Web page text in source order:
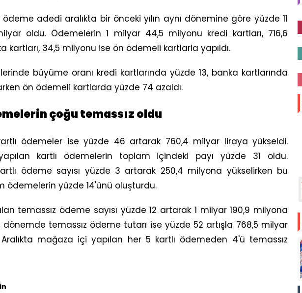
ödeme adedi aralıkta bir önceki yılın aynı dönemine göre yüzde 11
oldu. Ödemelerin 1 milyar 44,5 milyonu kredi kartları, 716,6
kartları, 34,5 milyonu ise ön ödemeli kartlarla yapıldı.
büyüme oranı kredi kartlarında yüzde 13, banka kartlarında
ön ödemeli kartlarda yüzde 74 azaldı.
çoğu temassız oldu
ödemeler ise yüzde 46 artarak 760,4 milyar liraya yükseldi.
kartlı ödemelerin toplam içindeki payı yüzde 31 oldu.
ödeme sayısı yüzde 3 artarak 250,4 milyona yükselirken bu
ödemelerin yüzde 14'ünü oluşturdu.
temassız ödeme sayısı yüzde 12 artarak 1 milyar 190,9 milyona
dönemde temassız ödeme tutarı ise yüzde 52 artışla 768,5 milyar
mağaza içi yapılan her 5 kartlı ödemeden 4'ü temassız